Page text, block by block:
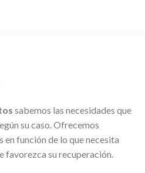
sabemos las necesidades que
su caso. Ofrecemos
en función de lo que necesita
favorezca su recuperación.